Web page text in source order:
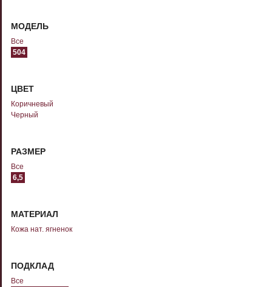
МОДЕЛЬ
Все
504
ЦВЕТ
Коричневый
Черный
РАЗМЕР
Все
6,5
МАТЕРИАЛ
Кожа нат. ягненок
ПОДКЛАД
Все